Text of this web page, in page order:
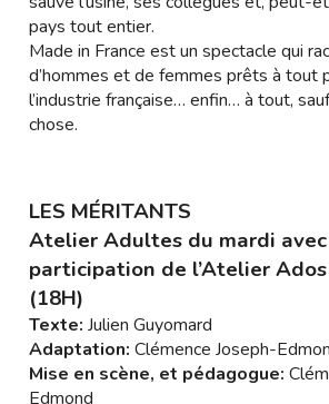
pays tout entier.
Made in France est un spectacle qui
d’hommes et de femmes prêts à tout
l’industrie française… enfin… à tout,
chose.
LES MÉRITANTS
Atelier Adultes du mardi
participation de l’Atelier
(18H)
Texte: Julien Guyomard
Adaptation: Clémence Joseph-
Mise en scène, et pédagogue:
Edmond